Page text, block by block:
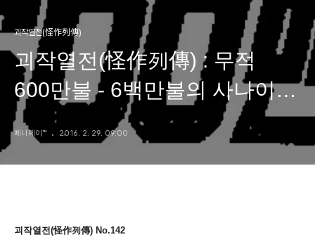
괴작열전(怪作列傳)
괴작열전(怪作列傳) : 무적
600만불 - 6백만불의 사나이가
한국에 온 사연
페니웨이™ 2016. 2. 29. 09:00
괴작열전(怪作列傳) No.142